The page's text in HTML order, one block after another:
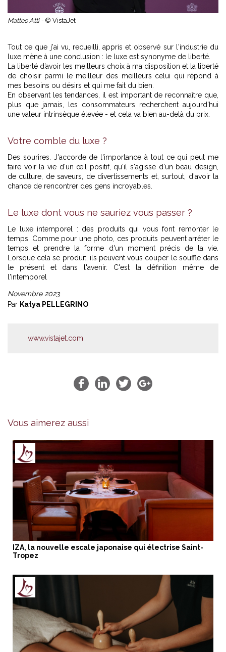
Matteo Atti - © VistaJet
Tout ce que j'ai vu, recueilli, appris et observé sur l'industrie du
luxe mène à une conclusion : le luxe est synonyme de liberté.
La liberté d’avoir les meilleurs choix à ma disposition et la liberté
de choisir parmi le meilleur des meilleurs celui qui répond à
mes besoins ou désirs et qui me fait du bien.
En observant les tendances, il est important de reconnaître que,
plus que jamais, les consommateurs recherchent aujourd'hui
une valeur intrinsèque élevée - et cela va bien au-delà du prix.
Votre comble du luxe ?
Des sourires. J'accorde de l'importance à tout ce qui peut me
faire voir la vie d'un œil positif, qu'il s'agisse d'un beau design,
de culture, de saveurs, de divertissements et, surtout, d'avoir la
chance de rencontrer des gens incroyables.
Le luxe dont vous ne sauriez vous passer ?
Le luxe intemporel : des produits qui vous font remonter le
temps. Comme pour une photo, ces produits peuvent arrêter le
temps et prendre la forme d'un moment précis de la vie.
Lorsque cela se produit, ils peuvent vous couper le souffle dans
le présent et dans l'avenir. C'est la définition même de
l'intemporel
Novembre 2023
Par Katya PELLEGRINO
www.vistajet.com
Vous aimerez aussi
IZA, la nouvelle escale japonaise qui électrise Saint-
Tropez